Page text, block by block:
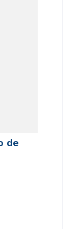
de